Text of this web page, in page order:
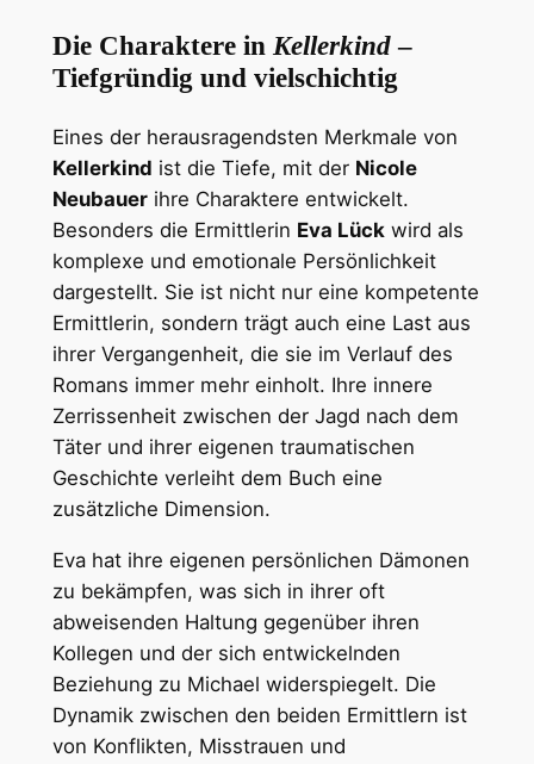
Die Charaktere in Kellerkind–
Tiefgründig und vielschichtig
Eines der herausragendsten Merkmale von
Kellerkind ist die Tiefe, mit der Nicole
Neubauerihre Charaktere entwickelt.
Besonders die Ermittlerin Eva Lückwird als
komplexe und emotionale Persönlichkeit
dargestellt. Sie ist nicht nur eine kompetente
Ermittlerin, sondern trägt auch eine Last aus
ihrer Vergangenheit, die sie im Verlauf des
Romans immer mehr einholt. Ihre innere
Zerrissenheit zwischen der Jagd nach dem
Täter und ihrer eigenen traumatischen
Geschichte verleiht dem Buch eine
zusätzliche Dimension.
Eva hat ihre eigenen persönlichen Dämonen
zu bekämpfen, was sich in ihrer oft
abweisenden Haltung gegenüber ihren
Kollegen und der sich entwickelnden
Beziehung zu Michael widerspiegelt. Die
Dynamik zwischen den beiden Ermittlern ist
von Konflikten, Misstrauen und